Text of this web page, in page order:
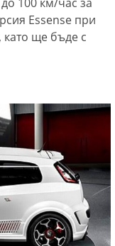
Essense при
ще бъде с